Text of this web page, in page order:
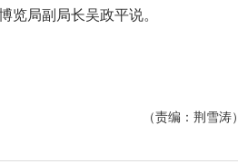
览局副局长吴政平说。
（责编：荆雪涛）